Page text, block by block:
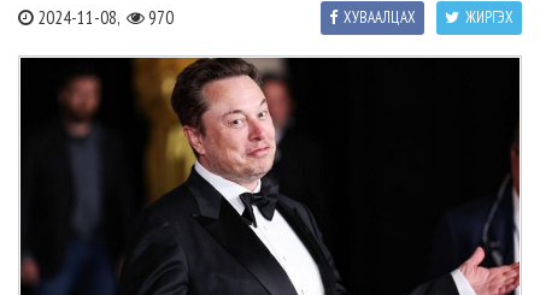
2024-11-08, 970 ЖИРГЭХ
ХУВААЛЦАХ